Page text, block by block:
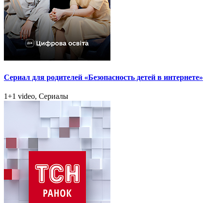
Сериал для родителей «Безопасность детей в интернете»
1+1 video, Сериалы